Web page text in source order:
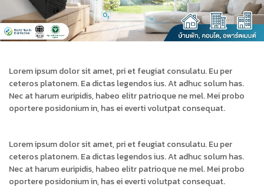
Lorem ipsum dolor sit amet, pri et feugiat consulatu. Eu per
ceteros platonem. Ea dictas legendos ius. At adhuc solum has.
Nec at harum euripidis, habeo elitr patrioque ne mel. Mei probo
oportere posidonium in, has ei everti volutpat consequat.
Lorem ipsum dolor sit amet, pri et feugiat consulatu. Eu per
ceteros platonem. Ea dictas legendos ius. At adhuc solum has.
Nec at harum euripidis, habeo elitr patrioque ne mel. Mei probo
oportere posidonium in, has ei everti volutpat consequat.